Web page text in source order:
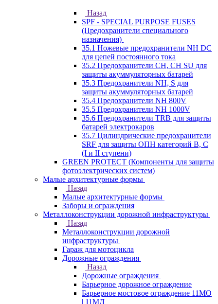
Назад
SPF - SPECIAL PURPOSE FUSES
(Предохранители специального
назначения)
35.1 Ножевые предохранители NH DC
для цепей постоянного тока
35.2 Предохранители CH, CH SU для
защиты акуммуляторных батарей
35.3 Предохранители NH, S для
защиты акуммуляторных батарей
35.4 Предохранители NH 800V
35.5 Предохранители NH 1000V
35.6 Предохранители TRB для защиты
батарей электрокаров
35.7 Цилиндрические предохранители
SRF для защиты ОПН категорий B, C
(I и II ступени)
GREEN PROTECT (Компоненты для защиты
фотоэлектрических систем)
Малые архитектурные формы
Назад
Малые архитектурные формы
Заборы и ограждения
Металлоконструкции дорожной инфраструктуры
Назад
Металлоконструкции дорожной
инфраструктуры
Гараж для мотоцикла
Дорожные ограждения
Назад
Дорожные ограждения
Барьерное дорожное ограждение
Барьерное мостовое ограждение 11МО
| 11МД